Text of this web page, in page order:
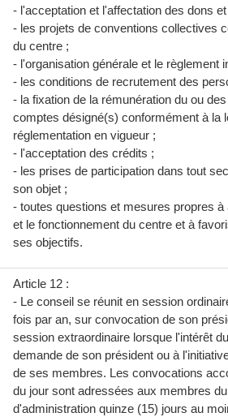
- l'acceptation et l'affectation des dons
- les projets de conventions collectives
du centre ;
- l'organisation générale et le règlement
- les conditions de recrutement des
- la fixation de la rémunération du ou
comptes désigné(s) conformément à la
réglementation en vigueur ;
- l'acceptation des crédits ;
- les prises de participation dans tout
son objet ;
- toutes questions et mesures propres à
et le fonctionnement du centre et à
ses objectifs.
Article 12 :
- Le conseil se réunit en session
fois par an, sur convocation de son
session extraordinaire lorsque l'intérêt
demande de son président ou à
de ses membres. Les convocations
du jour sont adressées aux membres
d'administration quinze (15) jours au